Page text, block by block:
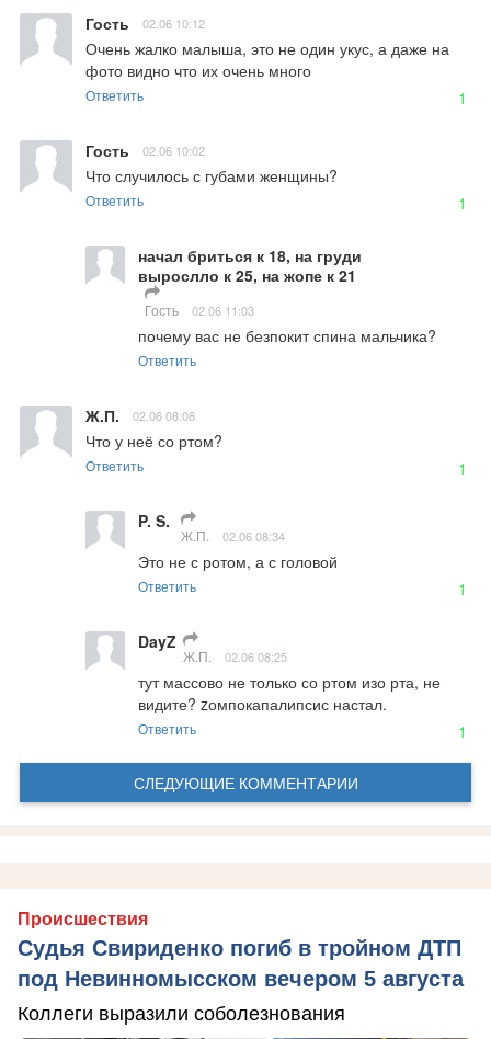
Гость 02.06 10:12
Очень жалко малыша, это не один укус, а даже на
фото видно что их очень много
Ответить 1
Гость 02.06 10:02
Что случилось с губами женщины?
Ответить 1
начал бриться к 18, на груди
вырослло к 25, на жопе к 21
Гость 02.06 11:03
почему вас не безпокит спина мальчика?
Ответить
Ж.П. 02.06 08:08
Что у неё со ртом?
Ответить 1
P. S.
Ж.П. 02.06 08:34
Это не с ротом, а с головой
Ответить 1
DayZ
Ж.П. 02.06 08:25
тут массово не только со ртом изо рта, не
видите? zомпокапалипсис настал.
Ответить 1
СЛЕДУЮЩИЕ КОММЕНТАРИИ
Происшествия
Судья Свириденко погиб в тройном ДТП
под Невинномысском вечером 5 августа
Коллеги выразили соболезнования